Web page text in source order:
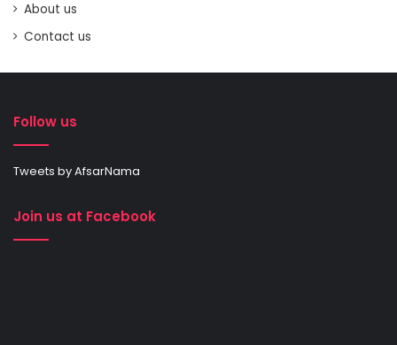
About us
Contact us
Follow us
Tweets by AfsarNama
Join us at Facebook